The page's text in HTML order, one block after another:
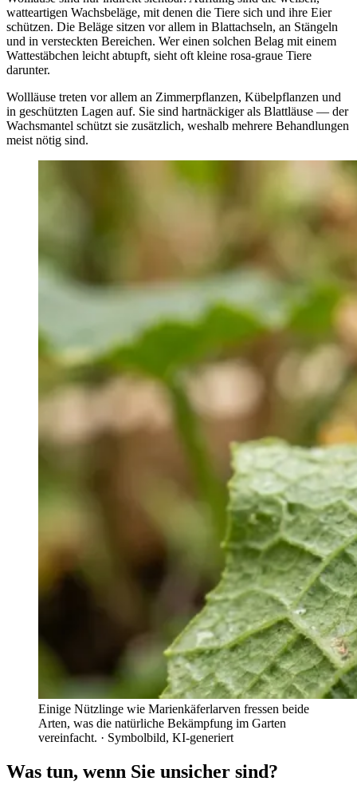
watteartigen Wachsbeläge, mit denen die Tiere sich und ihre Eier
schützen. Die Beläge sitzen vor allem in Blattachseln, an Stängeln
und in versteckten Bereichen. Wer einen solchen Belag mit einem
Wattestäbchen leicht abtupft, sieht oft kleine rosa-graue Tiere
darunter.
Wollläuse treten vor allem an Zimmerpflanzen, Kübelpflanzen und
in geschützten Lagen auf. Sie sind hartnäckiger als Blattläuse — der
Wachsmantel schützt sie zusätzlich, weshalb mehrere Behandlungen
meist nötig sind.
Einige Nützlinge wie Marienkäferlarven fressen beide
Arten, was die natürliche Bekämpfung im Garten
vereinfacht. · Symbolbild, KI-generiert
Was tun, wenn Sie unsicher sind?